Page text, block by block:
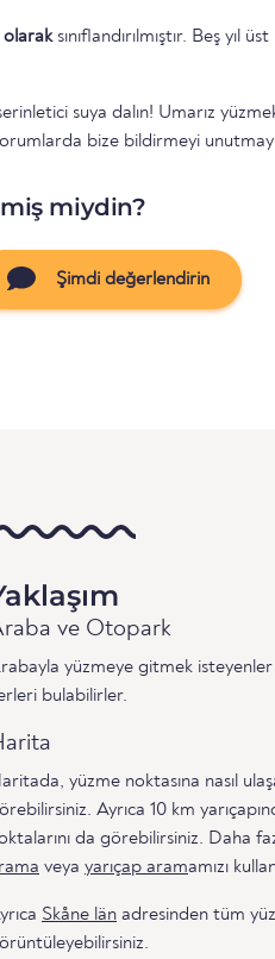
olarak sınıflandırılmıştır. Beş
suya dalın! Umarız
bize bildirmeyi
miydin?
Şimdi değerlendirin
ve Otopark
yüzmeye gitmek isteyenler
bulabilirler.
yüzme noktasına nasıl
Ayrıca 10 km
da görebilirsiniz. Daha
veya yarıçap aramamızı
Skåne län adresinden tüm